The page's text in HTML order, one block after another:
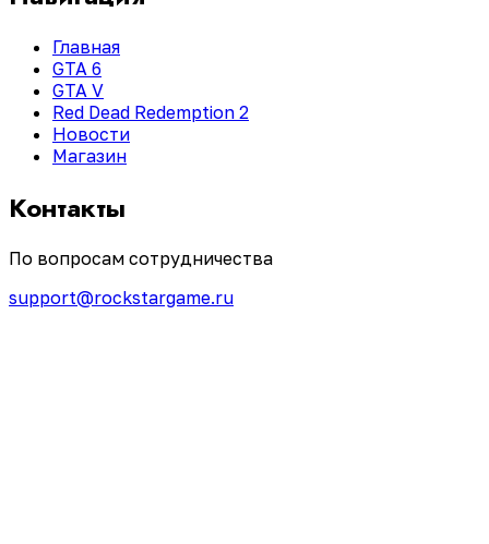
Главная
GTA 6
GTA V
Red Dead Redemption 2
Новости
Магазин
Контакты
По вопросам сотрудничества
support@rockstargame.ru